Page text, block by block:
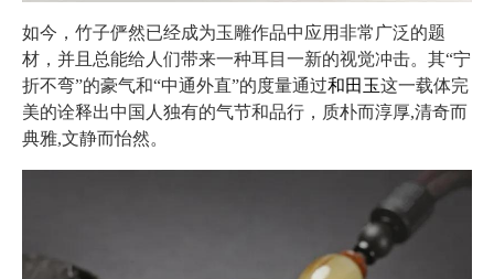
如今，竹子俨然已经成为玉雕作品中应用非常广泛的题
材，并且总能给人们带来一种耳目一新的视觉冲击。其“宁
折不弯”的豪气和“中通外直”的度量通过和田玉这一载体完
美的诠释出中国人独有的气节和品行，质朴而淳厚,清奇而
典雅,文静而怡然。